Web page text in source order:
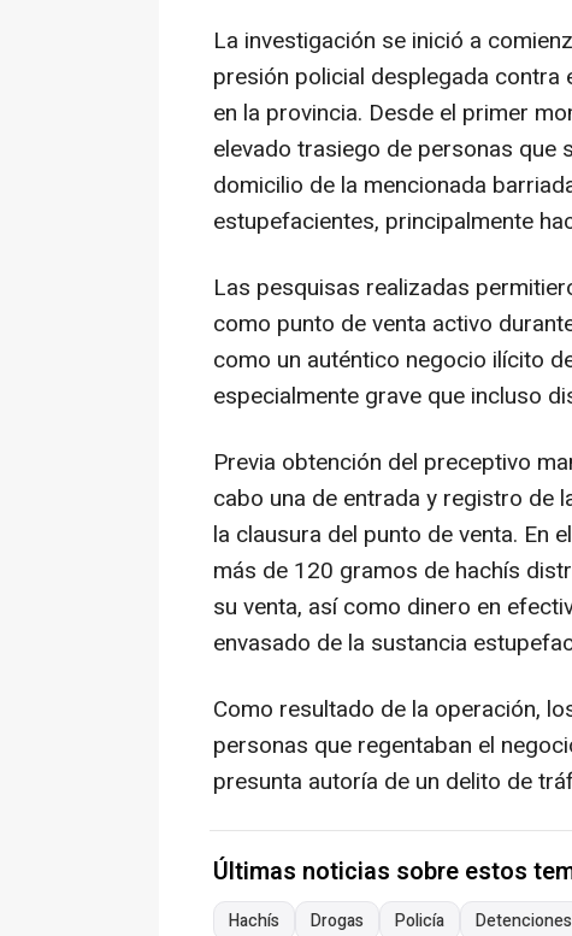
La investigación se inició a
presión policial desplegada
en la provincia. Desde el primer
elevado trasiego de personas que
domicilio de la mencionada
estupefacientes, principalmente
Las pesquisas realizadas
como punto de venta activo
como un auténtico negocio ilícito
especialmente grave que incluso
Previa obtención del preceptivo
cabo una de entrada y registro de
la clausura del punto de venta. En
más de 120 gramos de hachís
su venta, así como dinero en
envasado de la sustancia
Como resultado de la operación,
personas que regentaban el
presunta autoría de un delito de
Últimas noticias sobre estos
Hachís Drogas Policía Detenciones